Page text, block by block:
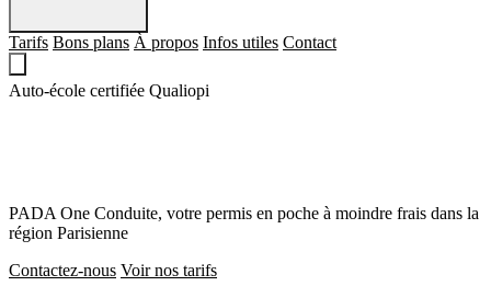
Tarifs Bons plans À propos Infos utiles Contact
Auto-école certifiée Qualiopi
PADA One Conduite, votre permis en poche à moindre frais dans la
région Parisienne
Contactez-nous Voir nos tarifs